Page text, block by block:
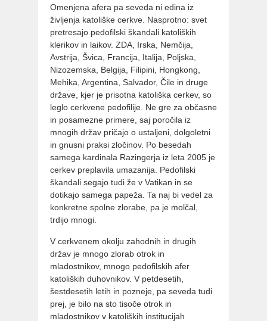
Omenjena afera pa seveda ni edina iz
življenja katoliške cerkve. Nasprotno: svet
pretresajo pedofilski škandali katoliških
klerikov in laikov. ZDA, Irska, Nemčija,
Avstrija, Švica, Francija, Italija, Poljska,
Nizozemska, Belgija, Filipini, Hongkong,
Mehika, Argentina, Salvador, Čile in druge
države, kjer je prisotna katoliška cerkev, so
leglo cerkvene pedofilije. Ne gre za občasne
in posamezne primere, saj poročila iz
mnogih držav pričajo o ustaljeni, dolgoletni
in gnusni praksi zločinov. Po besedah
samega kardinala Razingerja iz leta 2005 je
cerkev preplavila umazanija. Pedofilski
škandali segajo tudi že v Vatikan in se
dotikajo samega papeža. Ta naj bi vedel za
konkretne spolne zlorabe, pa je molčal,
trdijo mnogi.
V cerkvenem okolju zahodnih in drugih
držav je mnogo zlorab otrok in
mladostnikov, mnogo pedofilskih afer
katoliških duhovnikov. V petdesetih,
šestdesetih letih in pozneje, pa seveda tudi
prej, je bilo na sto tisoče otrok in
mladostnikov v katoliških institucijah